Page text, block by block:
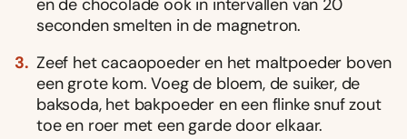
seconden smelten in de magnetron.
Zeef het cacaopoeder en het maltpoeder boven
een grote kom. Voeg de bloem, de suiker, de
baksoda, het bakpoeder en een flinke snuf zout
toe en roer met een garde door elkaar.